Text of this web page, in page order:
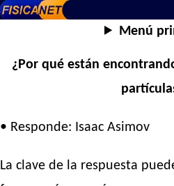
Menú
¿Por qué están
• Responde: Isaac Asimov
La clave de la respuesta